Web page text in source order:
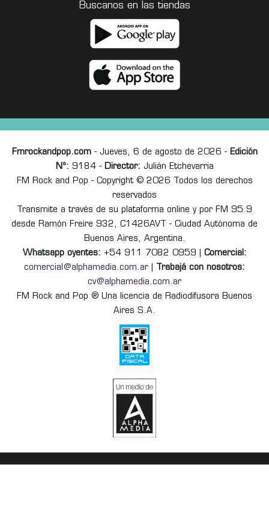
Buscanos en las tiendas
Fmrockandpop.com- Jueves, 6 de agosto de 2026 - Edición
Nº: 9184 - Director: Julián Etchevarria
FM Rock and Pop - Copyright © 2026 Todos los derechos
reservados
Transmite a través de su plataforma online y por FM 95.9
desde Ramón Freire 932, C1426AVT - Ciudad Autónoma de
Buenos Aires, Argentina.
Whatsapp oyentes: +54 911 7082 0959 | Comercial:
comercial@alphamedia.com.ar
Trabajá con nosotros:
cv@alphamedia.com.ar
FM Rock and Pop ® Una licencia de Radiodifusora Buenos
Aires S.A.